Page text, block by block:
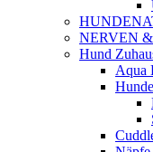
NERVEN
Hund
Aqua